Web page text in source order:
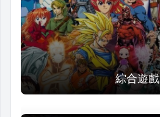
綜合遊戲